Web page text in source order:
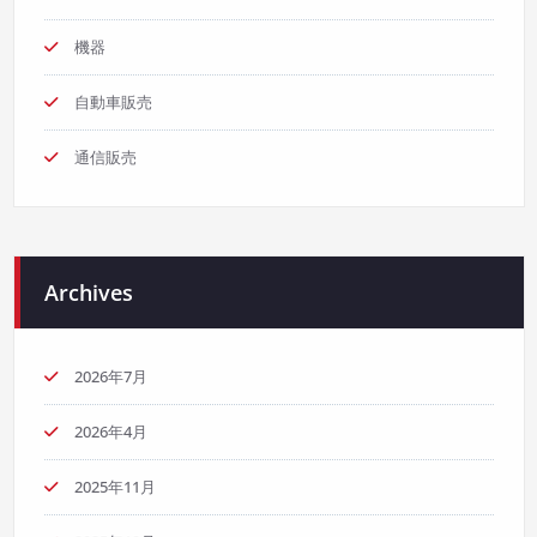
機器
自動車販売
通信販売
Archives
2026年7月
2026年4月
2025年11月